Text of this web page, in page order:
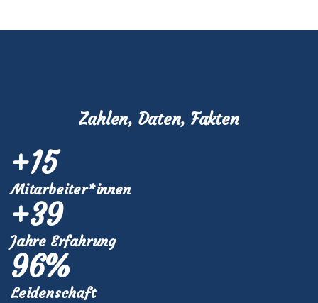
Zahlen, Daten, Fakten
+16
Mitarbeiter*innen
+40
Jahre Erfahrung
100%
Leidenschaft